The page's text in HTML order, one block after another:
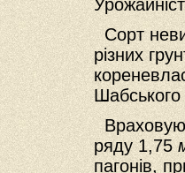
Сорт
різних
Шабського
ряду 1,75
пагонів,